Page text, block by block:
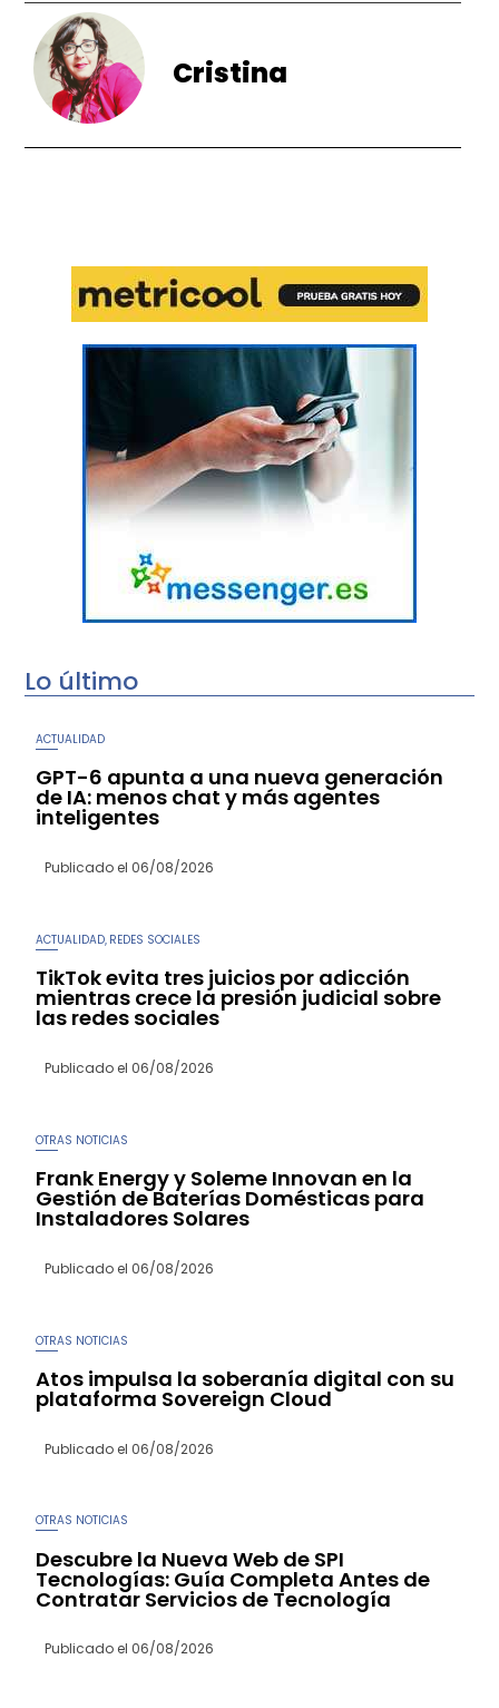
Cristina
Lo último
ACTUALIDAD
GPT-6 apunta a una nueva generación
de IA: menos chat y más agentes
inteligentes
Publicado el 06/08/2026
ACTUALIDAD REDES SOCIALES
TikTok evita tres juicios por adicción
mientras crece la presión judicial sobre
las redes sociales
Publicado el 06/08/2026
OTRAS NOTICIAS
Frank Energy y Soleme Innovan en la
Gestión de Baterías Domésticas para
Instaladores Solares
Publicado el 06/08/2026
OTRAS NOTICIAS
Atos impulsa la soberanía digital con su
plataforma Sovereign Cloud
Publicado el 06/08/2026
OTRAS NOTICIAS
Descubre la Nueva Web de SPI
Tecnologías: Guía Completa Antes de
Contratar Servicios de Tecnología
Publicado el 06/08/2026